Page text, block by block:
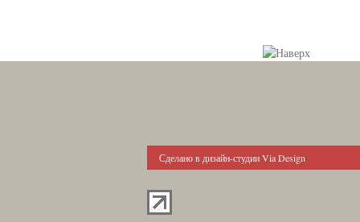
Сделано в дизайн-студии Via Design